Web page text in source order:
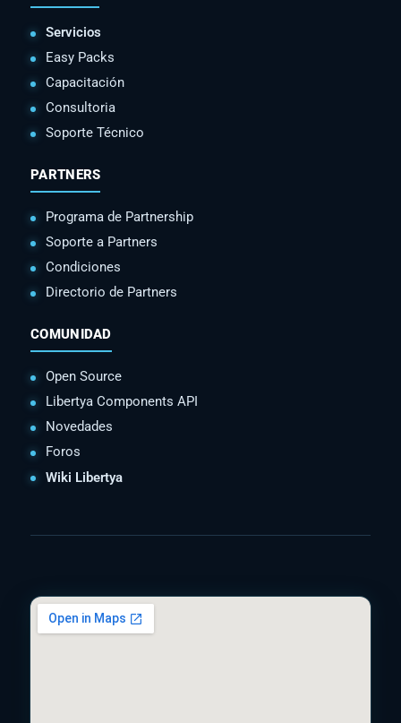
Servicios
Easy Packs
Capacitación
Consultoria
Soporte Técnico
PARTNERS
Programa de Partnership
Soporte a Partners
Condiciones
Directorio de Partners
COMUNIDAD
Open Source
Libertya Components API
Novedades
Foros
Wiki Libertya